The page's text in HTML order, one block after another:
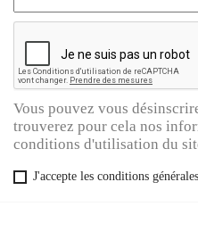
Vous pouvez vous
trouverez pour cela nos
conditions d'utilisation du
J'accepte les conditions